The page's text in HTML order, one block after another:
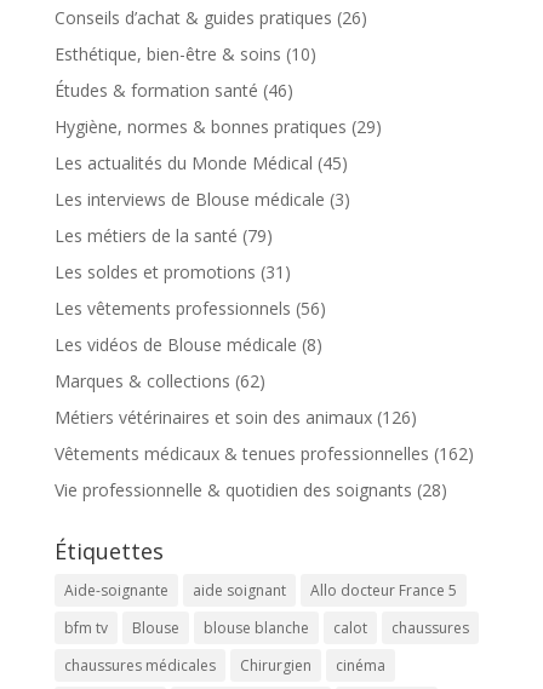
Conseils d’achat & guides pratiques (26)
Esthétique, bien-être & soins (10)
Études & formation santé (46)
Hygiène, normes & bonnes pratiques (29)
Les actualités du Monde Médical (45)
Les interviews de Blouse médicale (3)
Les métiers de la santé (79)
Les soldes et promotions (31)
Les vêtements professionnels (56)
Les vidéos de Blouse médicale (8)
Marques & collections (62)
Métiers vétérinaires et soin des animaux(126)
Vêtements médicaux & tenues professionnelles (162)
Vie professionnelle & quotidien des soignants (28)
Étiquettes
Aide-soignante aide soignant
Allo docteur France 5
bfm tv
Blouse blouse blanche calot
chaussures
chaussures médicales
Chirurgien
cinéma